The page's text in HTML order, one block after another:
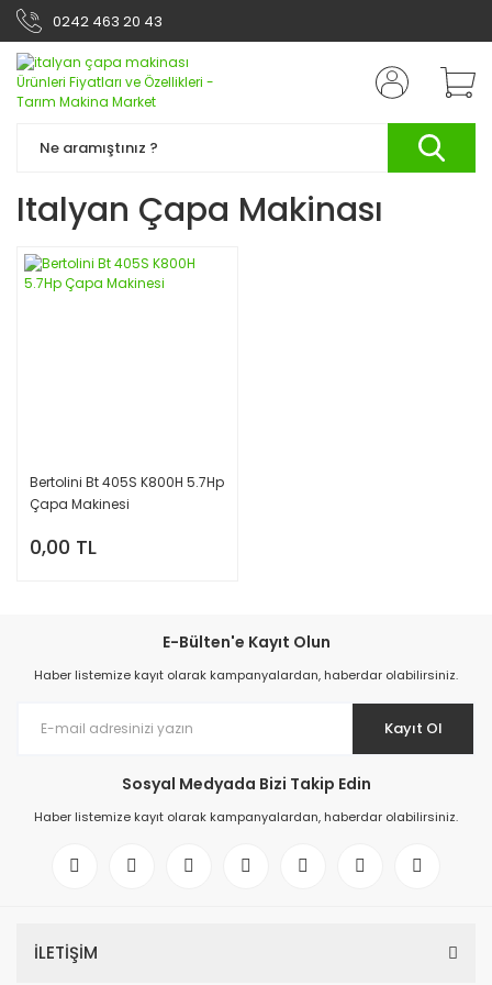
0242 463 20 43
Italyan Çapa Makinası
Bertolini Bt 405S K800H 5.7Hp
Çapa Makinesi
0,00 TL
E-Bülten'e Kayıt Olun
Haber listemize kayıt olarak kampanyalardan, haberdar olabilirsiniz.
Kayıt Ol
Sosyal Medyada Bizi Takip Edin
Haber listemize kayıt olarak kampanyalardan, haberdar olabilirsiniz.
İLETİŞİM